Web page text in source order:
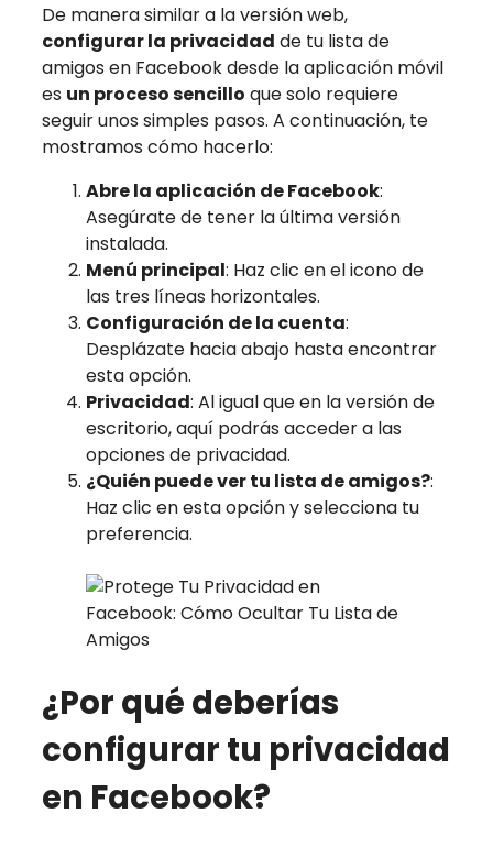
De manera similar a la versión web,
configurar la privacidad de tu lista de
amigos en Facebook desde la aplicación móvil
es un proceso sencillo que solo requiere
seguir unos simples pasos. A continuación, te
mostramos cómo hacerlo:
Abre la aplicación de Facebook:
Asegúrate de tener la última versión
instalada.
Menú principal: Haz clic en el icono de
las tres líneas horizontales.
Configuración de la cuenta:
Desplázate hacia abajo hasta encontrar
esta opción.
Privacidad: Al igual que en la versión de
escritorio, aquí podrás acceder a las
opciones de privacidad.
¿Quién puede ver tu lista de amigos?:
Haz clic en esta opción y selecciona tu
preferencia.
¿Por qué deberías
configurar tu privacidad
en Facebook?